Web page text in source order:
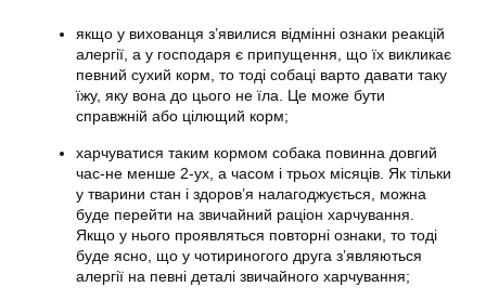
якщо у вихованця з’явилися відмінні ознаки реакцій
алергії, а у господаря є припущення, що їх викликає
певний сухий корм, то тоді собаці варто давати таку
їжу, яку вона до цього не їла. Це може бути
справжній або цілющий корм;
харчуватися таким кормом собака повинна довгий
час-не менше 2-ух, а часом і трьох місяців. Як тільки
у тварини стан і здоров’я налагоджується, можна
буде перейти на звичайний раціон харчування.
Якщо у нього проявляться повторні ознаки, то тоді
буде ясно, що у чотириногого друга з’являються
алергії на певні деталі звичайного харчування;